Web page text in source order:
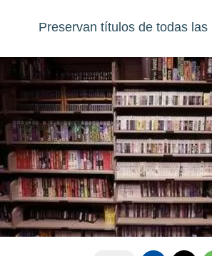
Preservan títulos de todas las